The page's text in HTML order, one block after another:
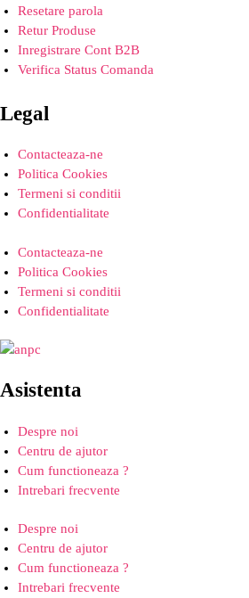
Resetare parola
Retur Produse
Inregistrare Cont B2B
Verifica Status Comanda
Legal
Contacteaza-ne
Politica Cookies
Termeni si conditii
Confidentialitate
Contacteaza-ne
Politica Cookies
Termeni si conditii
Confidentialitate
Asistenta
Despre noi
Centru de ajutor
Cum functioneaza ?
Intrebari frecvente
Despre noi
Centru de ajutor
Cum functioneaza ?
Intrebari frecvente